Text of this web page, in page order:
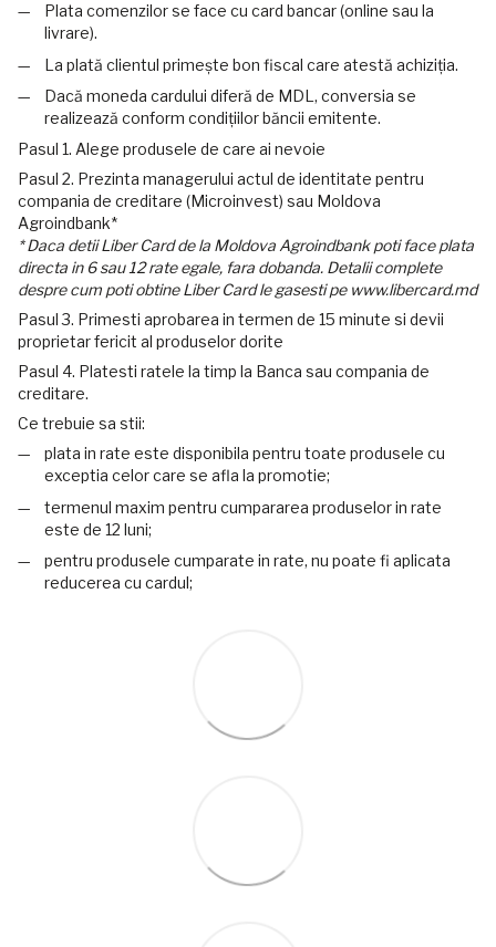
Plata comenzilor se face cu card bancar (online sau la
livrare).
La plată clientul primește bon fiscal care atestă achiziția.
Dacă moneda cardului diferă de MDL, conversia se
realizează conform condițiilor băncii emitente.
Pasul 1. Alege produsele de care ai nevoie
Pasul 2. Prezinta managerului actul de identitate pentru
compania de creditare (Microinvest) sau Moldova
Agroindbank*
* Daca detii Liber Card de la Moldova Agroindbank poti face plata
directa in 6 sau 12 rate egale, fara dobanda. Detalii complete
despre cum poti obtine Liber Card le gasesti pe www.libercard.md
Pasul 3. Primesti aprobarea in termen de 15 minute si devii
proprietar fericit al produselor dorite
Pasul 4. Platesti ratele la timp la Banca sau compania de
creditare.
Ce trebuie sa stii:
plata in rate este disponibila pentru toate produsele cu
exceptia celor care se afla la promotie;
termenul maxim pentru cumpararea produselor in rate
este de 12 luni;
pentru produsele cumparate in rate, nu poate fi aplicata
reducerea cu cardul;